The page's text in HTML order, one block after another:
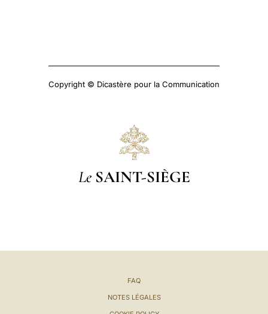
Copyright © Dicastère pour la Communication
Le SAINT-SIÈGE
FAQ
NOTES LÉGALES